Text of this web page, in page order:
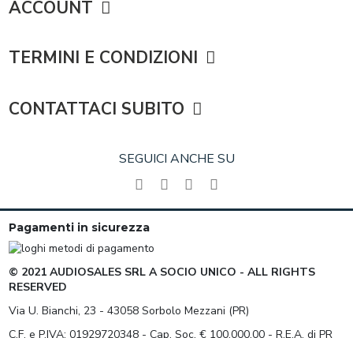
ACCOUNT
TERMINI E CONDIZIONI
CONTATTACI SUBITO
SEGUICI ANCHE SU
Pagamenti in sicurezza
© 2021 AUDIOSALES SRL A SOCIO UNICO - ALL RIGHTS
RESERVED
Via U. Bianchi, 23 - 43058 Sorbolo Mezzani (PR)
C.F. e P.IVA: 01929720348 - Cap. Soc. € 100.000,00 - R.E.A. di PR